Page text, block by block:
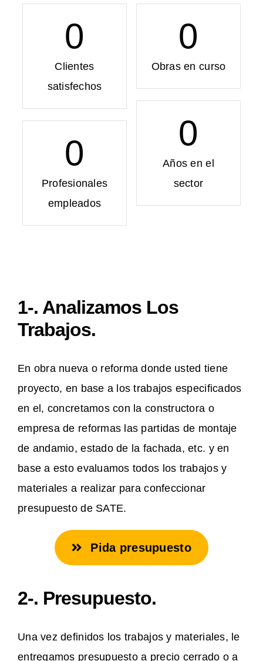
0
Obras en curso
0
Años en el
sector
0
Clientes
satisfechos
0
Profesionales
empleados
1-. Analizamos Los
Trabajos.
En obra nueva o reforma donde usted tiene
proyecto, en base a los trabajos especificados
en el, concretamos con la constructora o
empresa de reformas las partidas de montaje
de andamio, estado de la fachada, etc. y en
base a esto evaluamos todos los trabajos y
materiales a realizar para confeccionar
presupuesto de SATE.
Pida presupuesto
2-. Presupuesto.
Una vez definidos los trabajos y materiales, le
entregamos presupuesto a precio cerrado o a